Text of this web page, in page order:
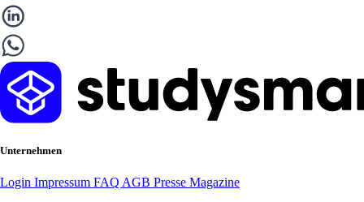
Unternehmen
Login Impressum FAQ AGB Presse Magazine